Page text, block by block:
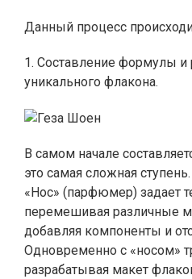
Данный процесс
1. Составление формулы и
уникального флакона.
В самом начале
это самая сложная ступень.
«Нос» (парфюмер) задает
перемешивая различные
добавляя компоненты и
Одновременно с «носом»
разрабатывая макет